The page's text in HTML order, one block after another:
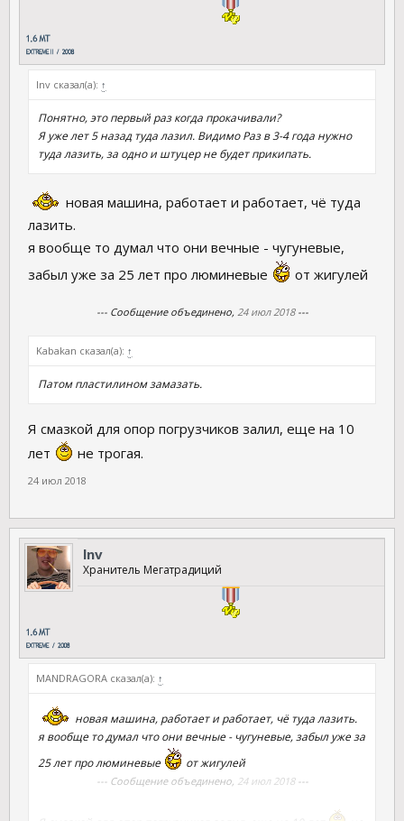
lnv сказал(а): ↑
Понятно, это первый раз когда прокачивали?
Я уже лет 5 назад туда лазил. Видимо Раз в 3-4 года нужно
туда лазить, за одно и штуцер не будет прикипать.
новая машина, работает и работает, чё туда
лазить.
я вообще то думал что они вечные - чугуневые,
забыл уже за 25 лет про люминевые
от жигулей
--- Сообщение объединено, 24 июл 2018---
Kabakan сказал(а): ↑
Патом пластилином замазать.
Я смазкой для опор погрузчиков залил, еще на 10
лет
не трогая.
24 июл 2018
lnv
Хранитель Мегатрадиций
MANDRAGORA сказал(а): ↑
новая машина, работает и работает, чё туда лазить.
я вообще то думал что они вечные - чугуневые, забыл уже за
25 лет про люминевые
от жигулей
--- Сообщение объединено, 24 июл 2018---